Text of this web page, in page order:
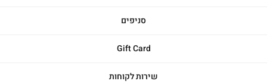
סניפים
Gift Card
שירות לקוחות